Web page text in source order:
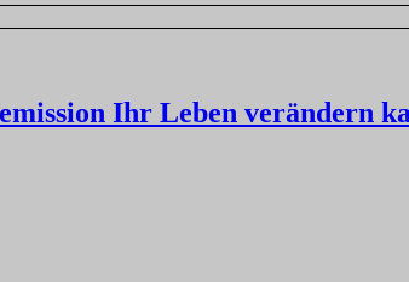
Ihr Leben verändern